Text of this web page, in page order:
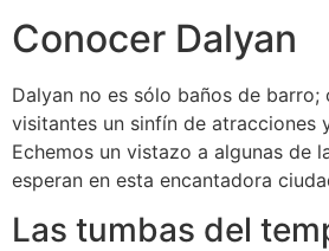
Conocer Dalyan
Dalyan no es sólo baños de barro;
visitantes un sinfín de atracciones
Echemos un vistazo a algunas de
esperan en esta encantadora
Las tumbas del